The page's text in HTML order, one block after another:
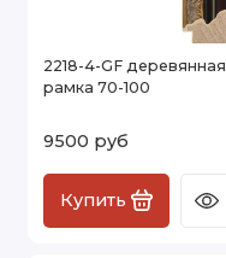
2218-4-GF деревянная
рамка 70-100
9500 руб
Купить